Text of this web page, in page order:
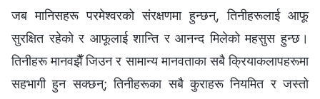
जब मानिसहरू परमेश्‍वरको संरक्षणमा हुन्छन्, तिनीहरूलाई आफू
सुरक्षित रहेको र आफूलाई शान्ति र आनन्द मिलेको महसुस हुन्छ।
तिनीहरू मानवझैँ जिउन र सामान्य मानवताका सबै क्रियाकलापहरूमा
सहभागी हुन सक्छन्; तिनीहरूका सबै कुराहरू नियमित र जस्तो